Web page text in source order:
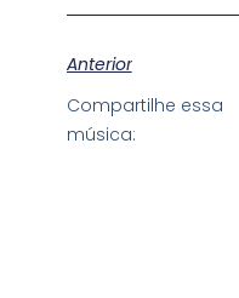
Anterior
Compartilhe essa
música: